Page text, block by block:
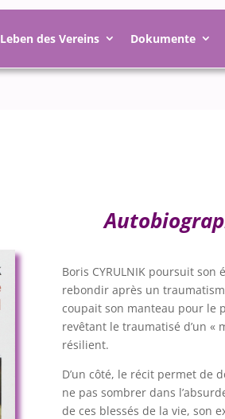
Leben des Vereins Dokumente
Boris CYRULNIK poursuit
rebondir après un
coupait son manteau pour le
revêtant le traumatisé d’un «
résilient.
D’un côté, le récit permet de
ne pas sombrer dans
de ces blessés de la vie, son